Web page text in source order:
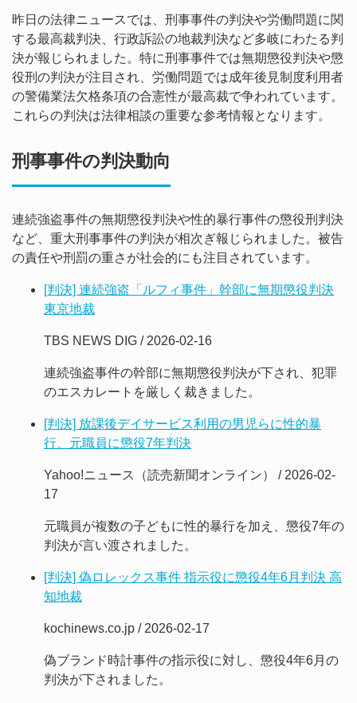
昨日の法律ニュースでは、刑事事件の判決や労働問題に関
する最高裁判決、行政訴訟の地裁判決など多岐にわたる判
決が報じられました。特に刑事事件では無期懲役判決や懲
役刑の判決が注目され、労働問題では成年後見制度利用者
の警備業法欠格条項の合憲性が最高裁で争われています。
これらの判決は法律相談の重要な参考情報となります。
刑事事件の判決動向
連続強盗事件の無期懲役判決や性的暴行事件の懲役刑判決
など、重大刑事事件の判決が相次ぎ報じられました。被告
の責任や刑罰の重さが社会的にも注目されています。
[判決] 連続強盗「ルフィ事件」幹部に無期懲役判決
東京地裁
TBS NEWS DIG / 2026-02-16
連続強盗事件の幹部に無期懲役判決が下され、犯罪
のエスカレートを厳しく裁きました。
[判決] 放課後デイサービス利用の男児らに性的暴
行、元職員に懲役7年判決
Yahoo!ニュース（読売新聞オンライン） / 2026-02-
17
元職員が複数の子どもに性的暴行を加え、懲役7年の
判決が言い渡されました。
[判決] 偽ロレックス事件 指示役に懲役4年6月判決 高
知地裁
kochinews.co.jp / 2026-02-17
偽ブランド時計事件の指示役に対し、懲役4年6月の
判決が下されました。